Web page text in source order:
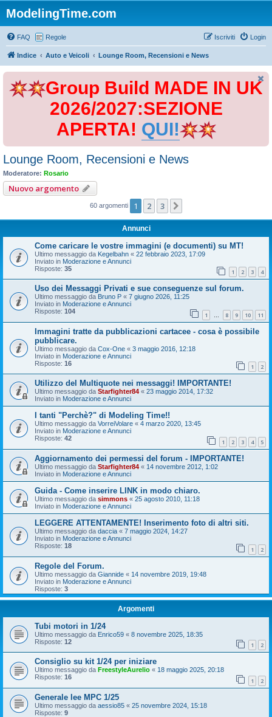
ModelingTime.com
FAQ Regole Login
Iscriviti
Indice Auto e Veicoli Lounge Room, Recensioni e News
Group Build MADE IN UK
2026/2027:SEZIONE
APERTA! QUI!
Lounge Room, Recensioni e News
Moderatore: Rosario
Nuovo argomento
60 argomenti 1 2 3
Annunci
Come caricare le vostre immagini (e documenti) su MT!
Ultimo messaggio da Kegelbahn « 22 febbraio 2023, 17:09
Inviato in Moderazione e Annunci
Risposte: 35 1 2 3 4
Uso dei Messaggi Privati e sue conseguenze sul forum.
Ultimo messaggio da Bruno P « 7 giugno 2026, 11:25
Inviato in Moderazione e Annunci
Risposte: 104 1 … 8 9 10 11
Immagini tratte da pubblicazioni cartacee - cosa è possibile
pubblicare.
Ultimo messaggio da Cox-One « 3 maggio 2016, 12:18
Inviato in Moderazione e Annunci
Risposte: 16 1 2
Utilizzo del Multiquote nei messaggi! IMPORTANTE!
Ultimo messaggio da Starfighter84 « 23 maggio 2014, 17:32
Inviato in Moderazione e Annunci
I tanti "Perchè?" di Modeling Time!!
Ultimo messaggio da VorreiVolare « 4 marzo 2020, 13:45
Inviato in Moderazione e Annunci
Risposte: 42 1 2 3 4 5
Aggiornamento dei permessi del forum - IMPORTANTE!
Ultimo messaggio da Starfighter84 « 14 novembre 2012, 1:02
Inviato in Moderazione e Annunci
Guida - Come inserire LINK in modo chiaro.
Ultimo messaggio da simmons « 25 agosto 2010, 11:18
Inviato in Moderazione e Annunci
LEGGERE ATTENTAMENTE! Inserimento foto di altri siti.
Ultimo messaggio da daccia « 7 maggio 2024, 14:27
Inviato in Moderazione e Annunci
Risposte: 18 1 2
Regole del Forum.
Ultimo messaggio da Giannide « 14 novembre 2019, 19:48
Inviato in Moderazione e Annunci
Risposte: 3
Argomenti
Tubi motori in 1/24
Ultimo messaggio da Enrico59 « 8 novembre 2025, 18:35
Risposte: 12 1 2
Consiglio su kit 1/24 per iniziare
Ultimo messaggio da FreestyleAurelio « 18 maggio 2025, 20:18
Risposte: 16 1 2
Generale lee MPC 1/25
Ultimo messaggio da aessio85 « 25 novembre 2024, 15:18
Risposte: 9